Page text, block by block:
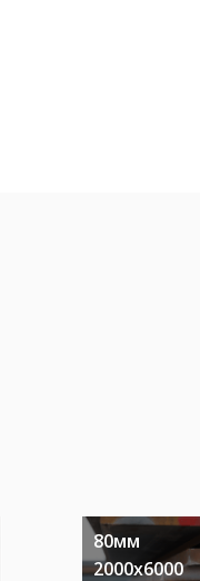
80мм
2000х6000